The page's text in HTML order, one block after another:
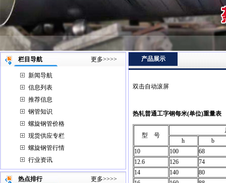
栏目导航 更多>>>>
新闻导航
信息列表
推荐信息
钢管知识
螺旋钢管价格
现货供应专栏
螺旋钢管行情
行业资讯
热点排行
更多>>>>
产品展示
双击自动滚屏
热轧普通工字钢每米(单位)重量
型 号
h
b
10
100
68
12.6
126
74
14
140
80